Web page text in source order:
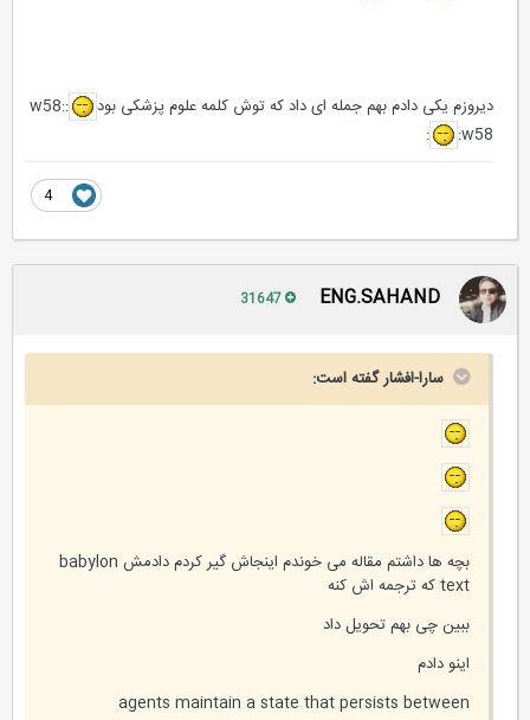
دیروزم یکی دادم بهم جمله ای داد که توش کلمه علوم پزشکی بود
:w58:
:w58:
ENG.SAHAND
سارا-افشار گفته است:
بچه ها داشتم مقاله می خوندم اینجاش گیر کردم دادمش babylon
text که ترجمه اش کنه
ببین چی بهم تحویل داد
اینو دادم
agents maintain a state that persists between